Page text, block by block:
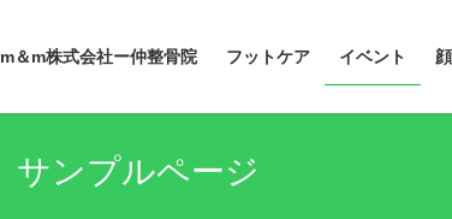
m＆m株式会社ー仲整骨院 フットケア イベント
サンプルページ